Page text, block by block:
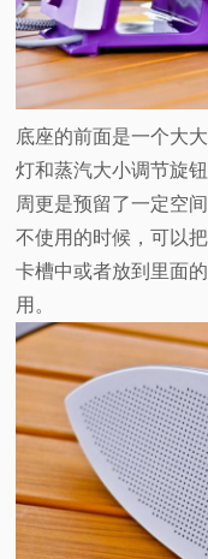
底座的前面是一个大
灯和蒸汽大小调节旋
周更是预留了一定空
不使用的时候，可以
卡槽中或者放到里面
用。